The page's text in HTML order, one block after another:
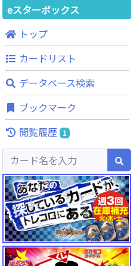
eスターボックス
トップ
カードリスト
データベース検索
ブックマーク
閲覧履歴
1